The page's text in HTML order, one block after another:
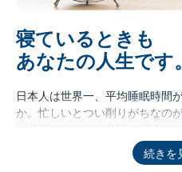
寝ているときも
あなたの人生です。
日本人は世界一、平均睡眠時間
か。忙しいとつい削りがちなの
労から回復させることはよく知
重要なのは、日中の経験を記憶
続きを